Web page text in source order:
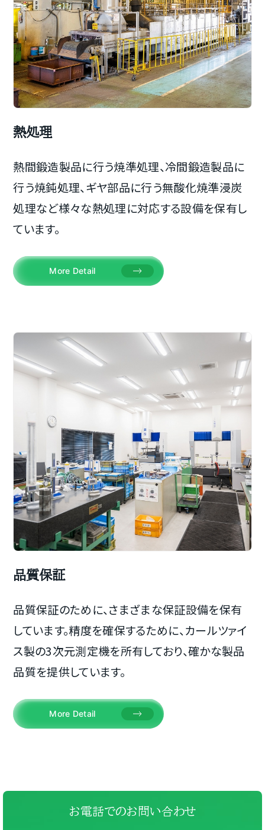
熱処理
熱間鍛造製品に行う焼準処理、冷間鍛造製品に
行う焼鈍処理、ギヤ部品に行う無酸化焼準浸炭
処理など様々な熱処理に対応する設備を保有し
ています。
More Detail
品質保証
品質保証のために、さまざまな保証設備を保有
しています。精度を確保するために、カールツァイ
ス製の3次元測定機を所有しており、確かな製品
品質を提供しています。
More Detail
お電話でのお問い合わせ